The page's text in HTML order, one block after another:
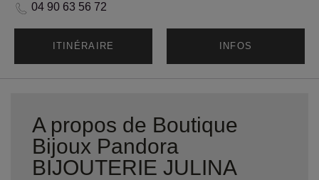
04 90 63 56 72
ITINÉRAIRE INFOS
A propos de Boutique
Bijoux Pandora
BIJOUTERIE JULINA